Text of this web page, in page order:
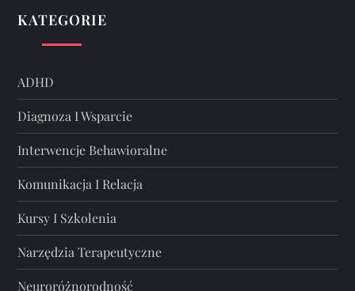
KATEGORIE
ADHD
Diagnoza I Wsparcie
Interwencje Behawioralne
Komunikacja I Relacja
Kursy I Szkolenia
Narzędzia Terapeutyczne
Neuroróżnorodność